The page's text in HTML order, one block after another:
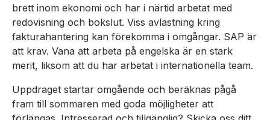
brett inom ekonomi och har i närtid arbetat med
redovisning och bokslut. Viss avlastning kring
fakturahantering kan förekomma i omgångar. SAP är
att krav. Vana att arbeta på engelska är en stark
merit, liksom att du har arbetat i internationella team.
Uppdraget startar omgående och beräknas pågå
fram till sommaren med goda möjligheter att